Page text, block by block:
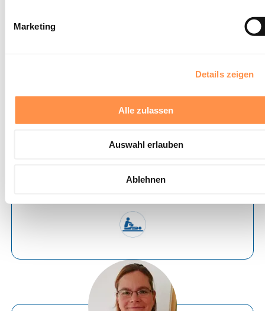
Marketing
Details zeigen
Alle zulassen
Auswahl erlauben
Ablehnen
Manuela Sander